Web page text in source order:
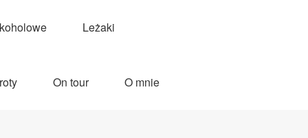
Leżaki
On tour O mnie